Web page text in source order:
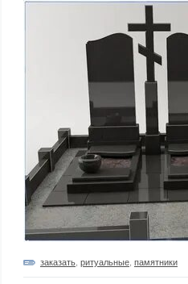
заказать ритуальные памятники